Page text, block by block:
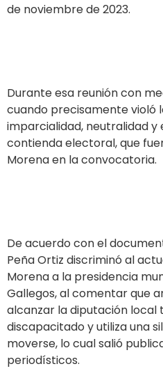
de noviembre de 2023.
Durante esa reunión con
cuando precisamente violó
imparcialidad, neutralidad y
contienda electoral, que
Morena en la convocatoria.
De acuerdo con el
Peña Ortiz discriminó al
Morena a la presidencia
Gallegos, al comentar que
alcanzar la diputación local
discapacitado y utiliza una
moverse, lo cual salió
periodísticos.